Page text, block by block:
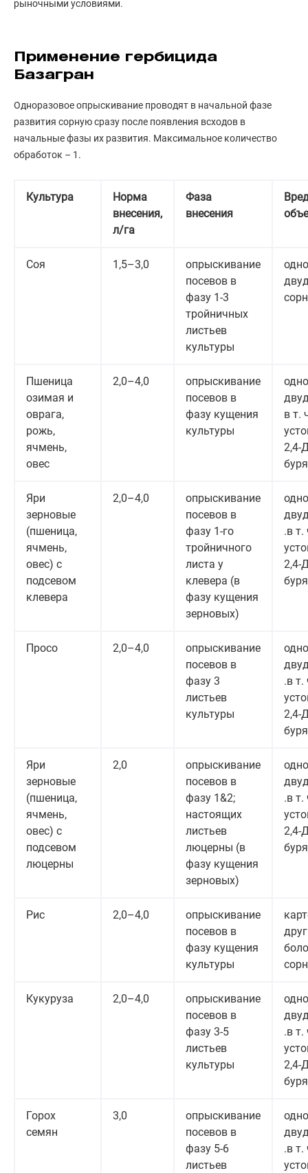
рыночными условиями.
Применение гербицида
Базагран
Одноразовое опрыскивание проводят в начальной фазе
развития сорную сразу после появления всходов в
начальные фазы их развития. Максимальное количество
обработок – 1.
Культура
Норма
внесения,
л/га
Фаза
внесения
Соя 1,5–3,0
опрыскивание
посевов в
фазу 1-3
тройничных
листьев
культуры
Пшеница
озимая и
оврага,
рожь,
ячмень,
овес
2,0–4,0
опрыскивание
посевов в
фазу кущения
культуры
в т.
2,4-
Яри
зерновые
(пшеница,
ячмень,
овес) с
подсевом
клевера
2,0–4,0
опрыскивание
посевов в
фазу 1-го
тройничного
листа у
клевера (в
фазу кущения
зерновых)
.в т.
2,4-
Просо 2,0–4,0
опрыскивание
посевов в
фазу 3
листьев
культуры
.в т.
2,4-
Яри
зерновые
(пшеница,
ячмень,
овес) с
подсевом
люцерны
2,0
опрыскивание
посевов в
фазу 1&2;
настоящих
листьев
люцерны (в
фазу кущения
зерновых)
.в т.
2,4-
Рис 2,0–4,0
опрыскивание
посевов в
фазу кущения
культуры
Кукуруза 2,0–4,0
опрыскивание
посевов в
фазу 3-5
листьев
культуры
.в т.
2,4-
Горох
семян
3,0
опрыскивание
посевов в
фазу 5-6
листьев
.в т.